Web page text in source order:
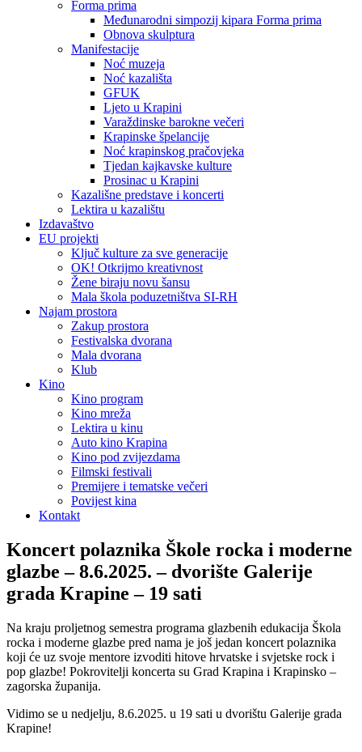
Forma prima
Međunarodni simpozij kipara Forma prima
Obnova skulptura
Manifestacije
Noć muzeja
Noć kazališta
GFUK
Ljeto u Krapini
Varaždinske barokne večeri
Krapinske špelancije
Noć krapinskog pračovjeka
Tjedan kajkavske kulture
Prosinac u Krapini
Kazališne predstave i koncerti
Lektira u kazalištu
Izdavaštvo
EU projekti
Ključ kulture za sve generacije
OK! Otkrijmo kreativnost
Žene biraju novu šansu
Mala škola poduzetništva SI-RH
Najam prostora
Zakup prostora
Festivalska dvorana
Mala dvorana
Klub
Kino
Kino program
Kino mreža
Lektira u kinu
Auto kino Krapina
Kino pod zvijezdama
Filmski festivali
Premijere i tematske večeri
Povijest kina
Kontakt
Koncert polaznika Škole rocka i moderne
glazbe – 8.6.2025. – dvorište Galerije
grada Krapine – 19 sati
Na kraju proljetnog semestra programa glazbenih edukacija Škola
rocka i moderne glazbe pred nama je još jedan koncert polaznika
koji će uz svoje mentore izvoditi hitove hrvatske i svjetske rock i
pop glazbe! Pokrovitelji koncerta su Grad Krapina i Krapinsko –
zagorska županija.
Vidimo se u nedjelju, 8.6.2025. u 19 sati u dvorištu Galerije grada
Krapine!